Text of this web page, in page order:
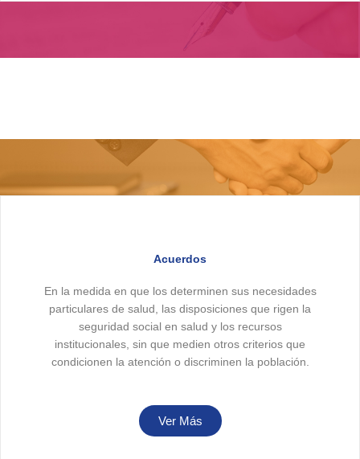
Acuerdos
En la medida en que los determinen sus necesidades
particulares de salud, las disposiciones que rigen la
seguridad social en salud y los recursos
institucionales, sin que medien otros criterios que
condicionen la atención o discriminen la población.
Ver Más